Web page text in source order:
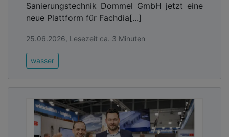
Sanierungstechnik Dommel GmbH jetzt eine
neue Plattform für Fachdia[...]
25.06.2026, Lesezeit ca. 3 Minuten
wasser